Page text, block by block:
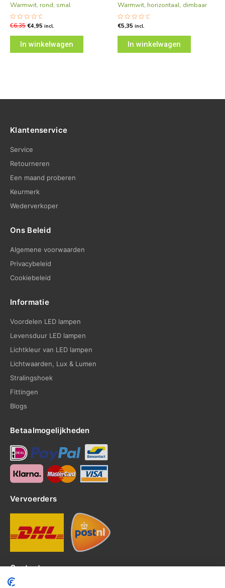
Warmwit, rond, smal
Gewaardeerd
0
€6,35€4,95 incl.
In winkelwagen
Warmwit, horizontaal, dimbaar
Gewaardeerd
0
€5,35 incl.
In winkelwagen
Klantenservice
Service
Retourneren
Een maand proberen
Keurmerk
Wederverkoper
Ons Beleid
Algemene voorwaarden
Privacybeleid
Cookiebeleid
Informatie
Voordelen LED lampen
Levensduur LED lampen
Lichtkleur van LED lampen
Lichtwaarden, Lux & Lumen
Stralingshoek
Fittingen
Blogs
Betaalmogelijkheden
Vervoerders
Contact
Kerkhof 8, 4301EP Zierikzee